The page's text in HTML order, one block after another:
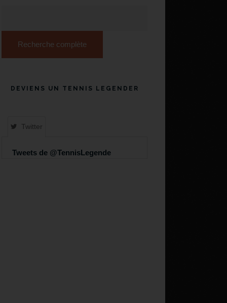
Recherche complète
DEVIENS UN TENNIS LEGENDER
Twitter
Tweets de @TennisLegende